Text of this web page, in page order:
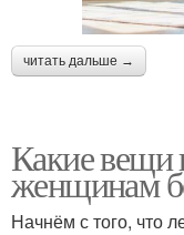
читать дальше →
Какие вещи
женщинам
Начнём с того, что